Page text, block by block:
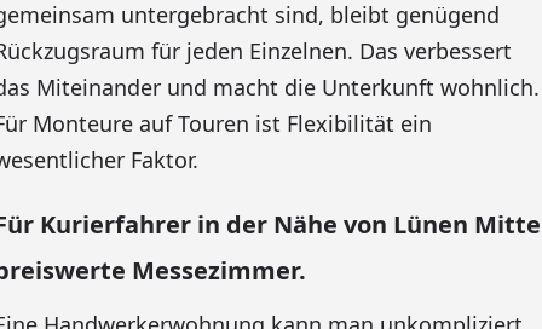
untergebracht sind, bleibt genügend
für jeden Einzelnen. Das verbessert
Miteinander und macht die Unterkunft wohnlich.
Monteure auf Touren ist Flexibilität ein
Faktor.
Kurierfahrer in der Nähe von Lünen
Messezimmer.